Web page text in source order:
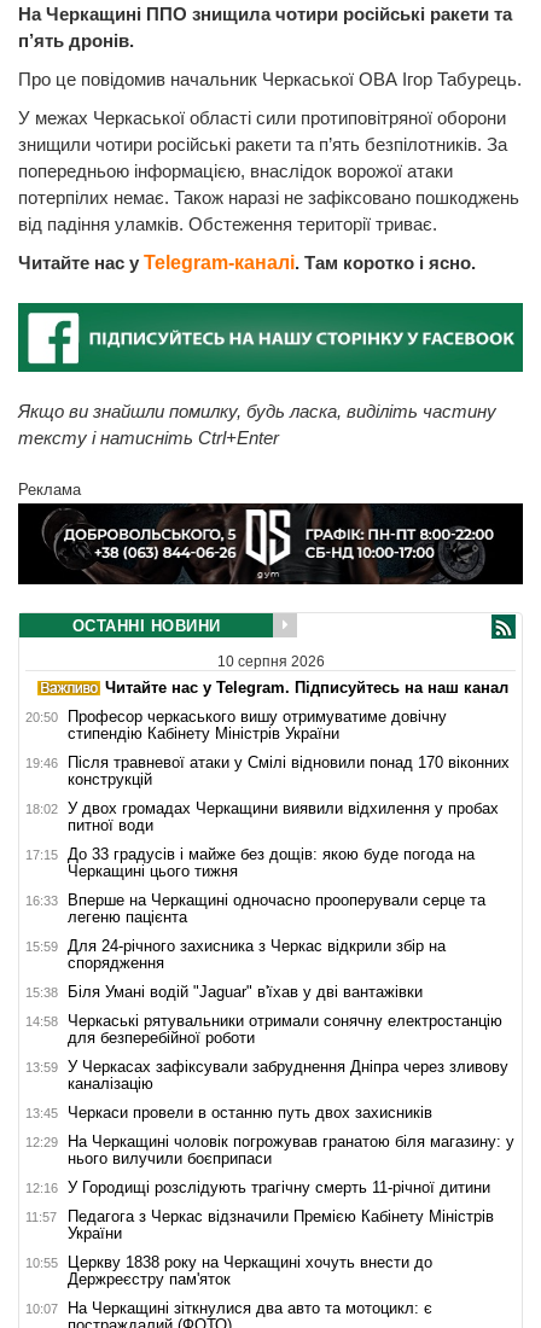
На Черкащині ППО знищила чотири російські ракети та
п’ять дронів.
Про це повідомив начальник Черкаської ОВА Ігор Табурець.
У межах Черкаської області сили протиповітряної оборони
знищили чотири російські ракети та п’ять безпілотників. За
попередньою інформацією, внаслідок ворожої атаки
потерпілих немає. Також наразі не зафіксовано пошкоджень
від падіння уламків. Обстеження території триває.
Читайте нас у Telegram-каналі. Там коротко і ясно.
Якщо ви знайшли помилку, будь ласка, виділіть частину
тексту і натисніть Ctrl+Enter
Реклама
ОСТАННІ НОВИНИ
10 серпня 2026
Читайте нас у Telegram. Підписуйтесь на наш канал
20:50
Професор черкаського вишу отримуватиме довічну
стипендію Кабінету Міністрів України
19:46
Після травневої атаки у Смілі відновили понад 170 віконних
конструкцій
18:02
У двох громадах Черкащини виявили відхилення у пробах
питної води
17:15
До 33 градусів і майже без дощів: якою буде погода на
Черкащині цього тижня
16:33
Вперше на Черкащині одночасно прооперували серце та
легеню пацієнта
15:59
Для 24-річного захисника з Черкас відкрили збір на
спорядження
15:38 Біля Умані водій "Jaguar" в'їхав у дві вантажівки
14:58
Черкаські рятувальники отримали сонячну електростанцію
для безперебійної роботи
13:59
У Черкасах зафіксували забруднення Дніпра через зливову
каналізацію
13:45 Черкаси провели в останню путь двох захисників
12:29
На Черкащині чоловік погрожував гранатою біля магазину: у
нього вилучили боєприпаси
12:16 У Городищі розслідують трагічну смерть 11-річної дитини
11:57
Педагога з Черкас відзначили Премією Кабінету Міністрів
України
10:55
Церкву 1838 року на Черкащині хочуть внести до
Держреєстру пам'яток
10:07
На Черкащині зіткнулися два авто та мотоцикл: є